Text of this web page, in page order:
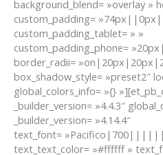
background_blend= »overlay »
custom_padding=
custom_padding_tablet= » »
custom_padding_phone=
border_radii=
box_shadow_style= »preset2″
global_colors_info= »{}
_builder_version= »4.4.3″
_builder_version= »4.14.4″
text_font=
text_text_color= »#ffffff »